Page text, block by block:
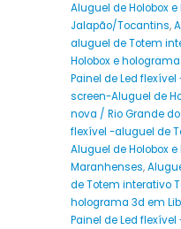
Aluguel de Holobox
Jalapão/Tocantins,
aluguel de Totem
Holobox e
Painel de Led
screen-Aluguel de
nova / Rio Grande
flexível -aluguel de
Aluguel de Holobox
Maranhenses,
de Totem interativo
holograma 3d em
Painel de Led